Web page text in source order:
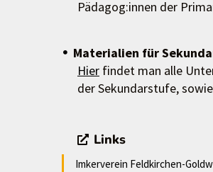
Pädagog:innen der
Materialien für
Hier findet man alle
der Sekundarstufe,
Links
Imkerverein Feldkirchen-